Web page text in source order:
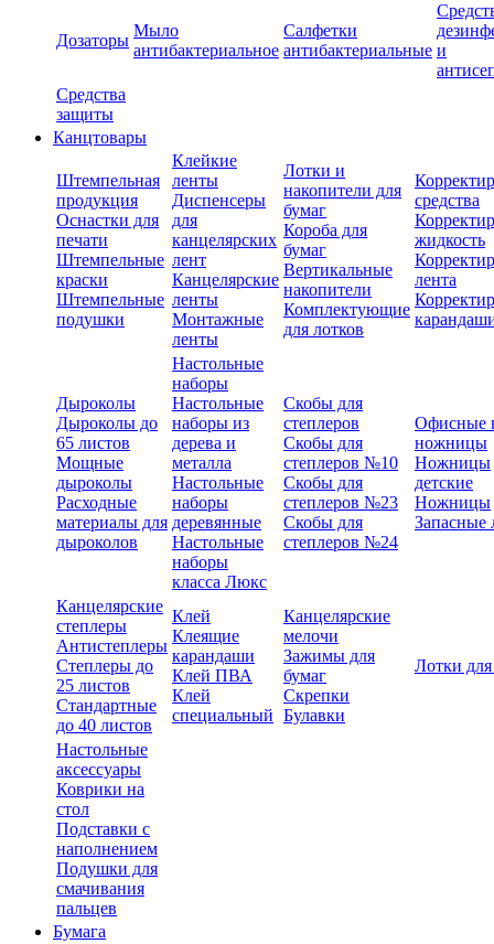
Дозаторы
Мыло
антибактериальное
Салфетки
антибактериальные и
Средства
защиты
Канцтовары
Штемпельная
продукция
Оснастки для
печати
Штемпельные
краски
Штемпельные
подушки
Клейкие
ленты
Диспенсеры
для
канцелярских
лент
Канцелярские
ленты
Монтажные
ленты
Лотки и
накопители для
бумаг
Короба для
бумаг
Вертикальные
накопители
Комплектующие
для лотков
средства
жидкость
лента
Дыроколы
Дыроколы до
65 листов
Мощные
дыроколы
Расходные
материалы для
дыроколов
Настольные
наборы
Настольные
наборы из
дерева и
металла
Настольные
наборы
деревянные
Настольные
наборы
класса Люкс
Скобы для
степлеров
Скобы для
степлеров №10
Скобы для
степлеров №23
Скобы для
степлеров №24
Офисные
ножницы
Ножницы
детские
Ножницы
Запасные
Канцелярские
степлеры
Антистеплеры
Степлеры до
25 листов
Стандартные
до 40 листов
Клей
Клеящие
карандаши
Клей ПВА
Клей
специальный
Канцелярские
мелочи
Зажимы для
бумаг
Скрепки
Булавки
Лотки
Настольные
аксессуары
Коврики на
стол
Подставки с
наполнением
Подушки для
смачивания
пальцев
Бумага